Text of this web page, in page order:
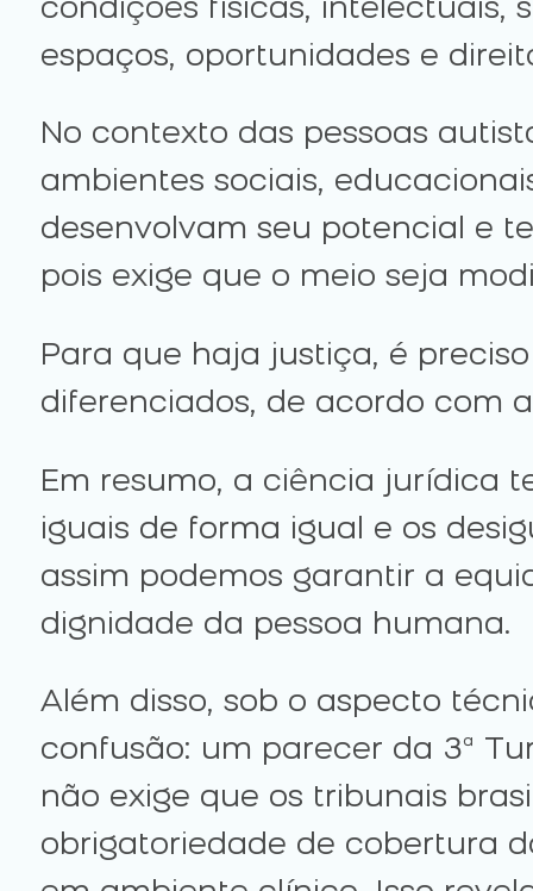
condições físicas, intelectuais,
espaços, oportunidades e
No contexto das pessoas
ambientes sociais,
desenvolvam seu potencial e
pois exige que o meio seja
Para que haja justiça, é
diferenciados, de acordo com
Em resumo, a ciência jurídica
iguais de forma igual e os
assim podemos garantir a
dignidade da pessoa humana.
Além disso, sob o aspecto
confusão: um parecer da 3ª
não exige que os tribunais
obrigatoriedade de cobertura